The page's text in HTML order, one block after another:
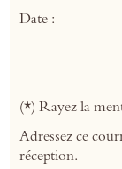
Date :
(*) Rayez la
Adressez ce
réception.